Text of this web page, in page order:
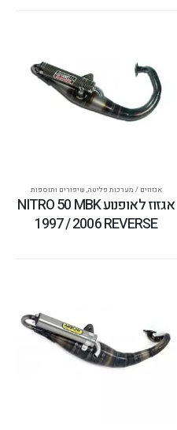
אגזוזים / מערכות פליטה, שיפורים ותוספות
אגזוז לאופנוע NITRO 50 MBK
1997 / 2006 REVERSE